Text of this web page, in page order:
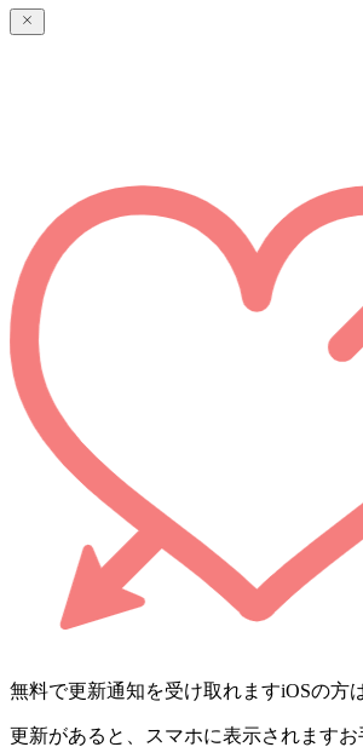
無料で更新通知を受け取れますiOSの方
更新があると、スマホに表示されますお